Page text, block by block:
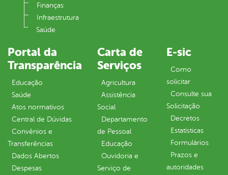
Finanças
Infraestrutura
Saúde
Portal da
Transparência
Educação
Saúde
Atos normativos
Central de Dúvidas
Convênios e
Transferências
Dados Abertos
Despesas
Carta de
Serviços
Agricultura
Assistência
Social
Departamento
de Pessoal
Educação
Ouvidoria e
Serviço de
E-sic
Como
solicitar
Consulte sua
Solicitação
Decretos
Estatísticas
Formulários
Prazos e
autoridades